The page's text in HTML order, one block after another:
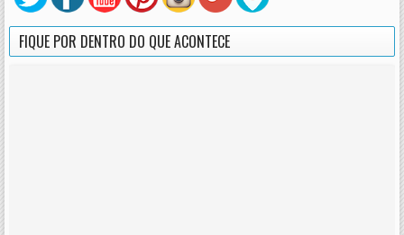
FIQUE POR DENTRO DO QUE ACONTECE